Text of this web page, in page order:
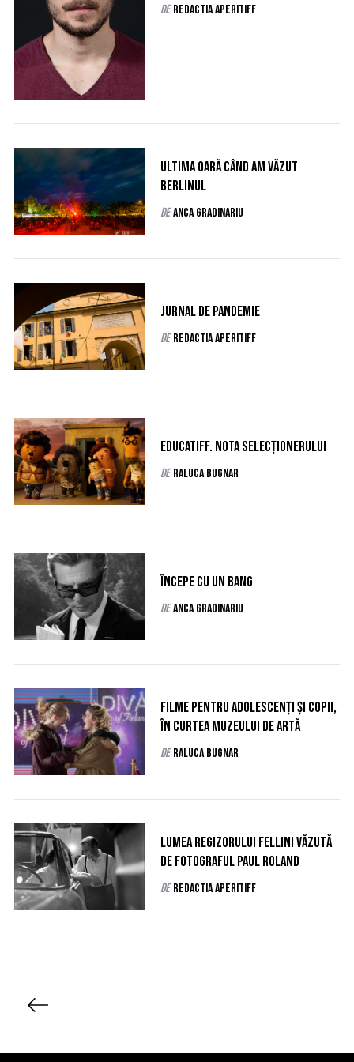
de Redactia AperiTIFF
Ultima oară când am văzut
Berlinul
de Anca Gradinariu
Jurnal de pandemie
de Redactia AperiTIFF
EducaTIFF. Nota selecționerului
de Raluca Bugnar
Începe cu un bang
de Anca Gradinariu
Filme pentru adolescenți și copii,
în curtea Muzeului de Artă
de Raluca Bugnar
Lumea regizorului Fellini văzută
de fotograful Paul Roland
de Redactia AperiTIFF
i
S
a
r
h
o
r